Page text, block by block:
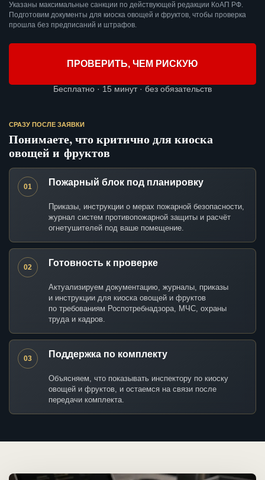
Указаны максимальные санкции по действующей редакции КоАП РФ.
Подготовим документы для киоска овощей и фруктов, чтобы проверка
прошла без предписаний и штрафов.
ПРОВЕРИТЬ, ЧЕМ РИСКУЮ
Бесплатно · 15 минут · без обязательств
СРАЗУ ПОСЛЕ ЗАЯВКИ
Понимаете, что критично для киоска
овощей и фруктов
01 Пожарный блок под планировку
Приказы, инструкции о мерах пожарной безопасности,
журнал систем противопожарной защиты и расчёт
огнетушителей под ваше помещение.
02 Готовность к проверке
Актуализируем документацию, журналы, приказы
и инструкции для киоска овощей и фруктов
по требованиям Роспотребнадзора, МЧС, охраны
труда и кадров.
03 Поддержка по комплекту
Объясняем, что показывать инспектору по киоску
овощей и фруктов, и остаемся на связи после
передачи комплекта.